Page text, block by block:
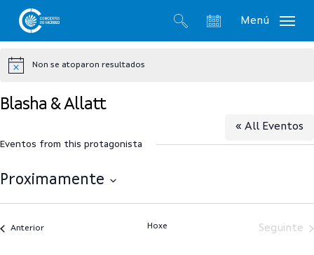
content
Menú
Notice
Non se atoparon resultados
Blasha & Allatt
« All Eventos
Eventos from this protagonista
Proximamente
Select
Anterior Hoxe Seguinte